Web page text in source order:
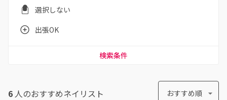
選択しない
出張OK
検索条件
6 人のおすすめネイリスト おすすめ順